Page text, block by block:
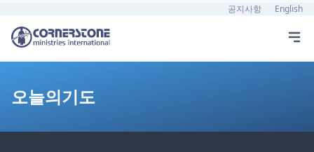
공지사항 English
오늘의기도